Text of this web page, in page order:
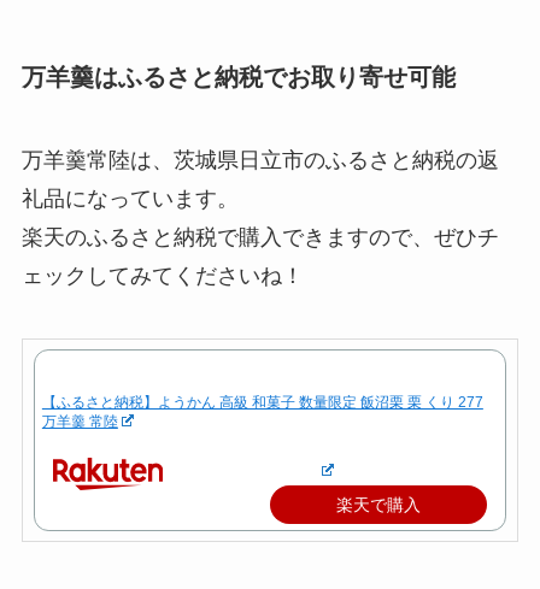
万羊羹はふるさと納税でお取り寄せ可能
万羊羹常陸は、茨城県日立市のふるさと納税の返
礼品になっています。
楽天のふるさと納税で購入できますので、ぜひチ
ェックしてみてくださいね！
【ふるさと納税】ようかん 高級 和菓子 数量限定 飯沼栗 栗 くり 277
万羊羹 常陸
楽天で購入